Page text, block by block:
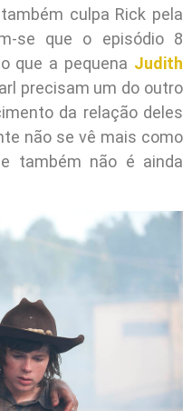
culpa Rick pela
se que o episódio 8
que a pequena Judith
precisam um do outro
da relação deles
não se vê mais como
também não é ainda